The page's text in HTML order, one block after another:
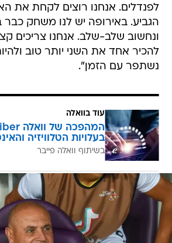
לפנדלים. אנחנו רוצים לקחת את
הגביע. באירופה יש לנו משחק
ונחשוב שלב-שלב. אנחנו צריכים
להכיר אחד את השני יותר טוב
נשתפר עם הזמן".
עוד בוואלה
בעלויות הטלוויזיה
בשיתוף וואלה פייבר